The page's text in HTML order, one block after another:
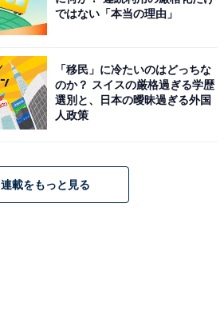
ではない「本当の理由」
「移民」に冷たいのはどっちな
のか？ スイスの厳格過ぎる学歴
選別と、日本の曖昧過ぎる外国
人政策
連載をもっと見る